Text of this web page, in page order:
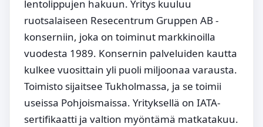
lentolippujen hakuun. Yritys kuuluu
ruotsalaiseen Resecentrum Gruppen AB -
konserniin, joka on toiminut markkinoilla
vuodesta 1989. Konsernin palveluiden kautta
kulkee vuosittain yli puoli miljoonaa varausta.
Toimisto sijaitsee Tukholmassa, ja se toimii
useissa Pohjoismaissa. Yrityksellä on IATA-
sertifikaatti ja valtion myöntämä matkatakuu.